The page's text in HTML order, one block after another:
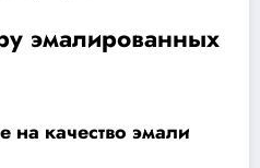
эмалированных
на качество эмали